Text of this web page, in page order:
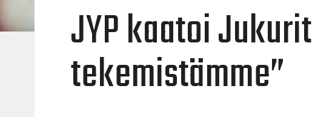
JYP kaatoi
tekemistämme”